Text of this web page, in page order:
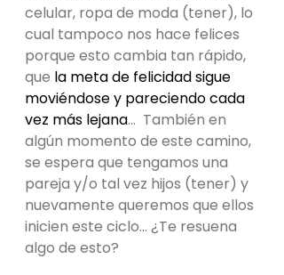
celular, ropa de moda (tener), lo
cual tampoco nos hace felices
porque esto cambia tan rápido,
que la meta de felicidad sigue
moviéndose y pareciendo cada
vez más lejana...  También en
algún momento de este camino,
se espera que tengamos una
pareja y/o tal vez hijos (tener) y
nuevamente queremos que ellos
inicien este ciclo… ¿Te resuena
algo de esto?